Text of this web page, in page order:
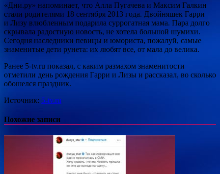
«Дни.ру» напоминает, что Алла Пугачева и Максим Галкин
стали родителями 18 сентября 2013 года. Двойняшек Гарри
и Лизу влюбленным подарила суррогатная мама. Пара долго
скрывала радостную новость, не хотела большой шумихи.
Сегодня наследники певицы и юмориста, пожалуй, самые
знаменитые дети рунета: их любят все, от мала до велика.
Ранее 5-tv.ru показал, с каким размахом знаменитости
отметили день рождения Гарри и Лизы и рассказал, во сколько
обошелся праздник.
Источник: 5-tv.ru
Похожие записи